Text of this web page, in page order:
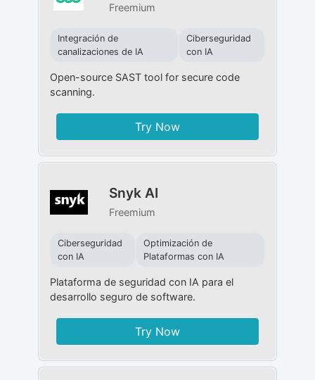
Freemium
Integración de
canalizaciones de IA
Ciberseguridad
con IA
Open-source SAST tool for secure code
scanning.
Try Now
Snyk AI
Freemium
Ciberseguridad
con IA
Optimización de
Plataformas con IA
Plataforma de seguridad con IA para el
desarrollo seguro de software.
Try Now